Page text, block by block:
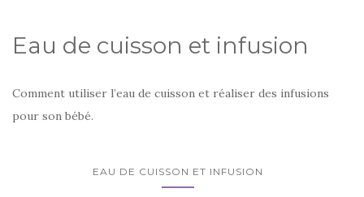
Eau de cuisson et infusion
Comment utiliser l’eau de cuisson et réaliser des infusions
pour son bébé.
EAU DE CUISSON ET INFUSION